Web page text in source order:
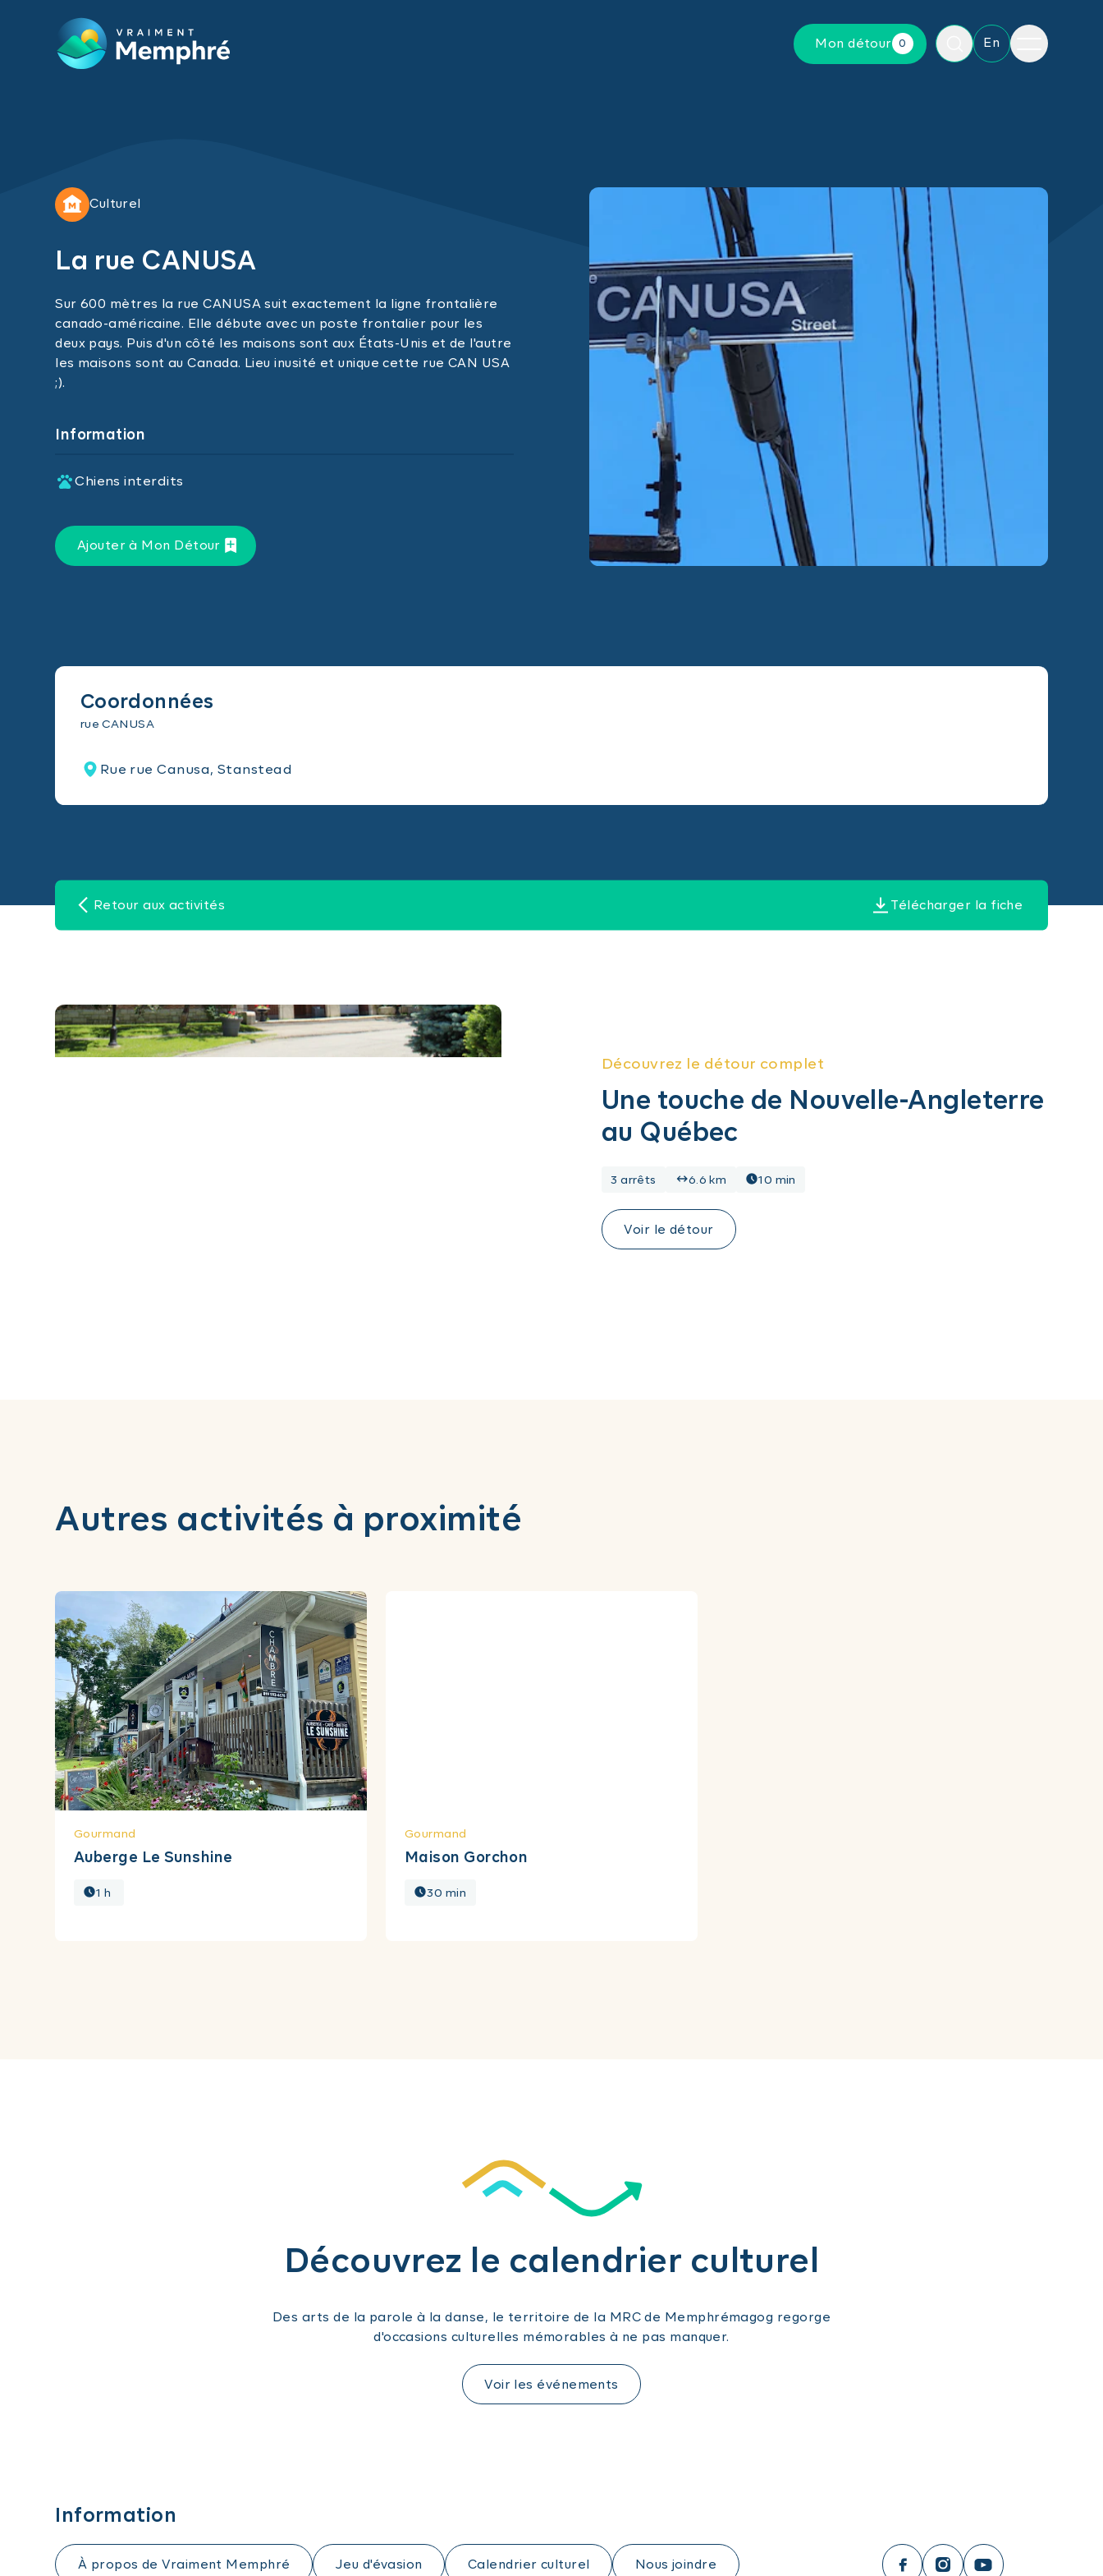
Mon détour 0 En
Menu
Culturel
La rue CANUSA
Sur 600 mètres la rue CANUSA suit exactement la ligne frontalière
canado-américaine. Elle débute avec un poste frontalier pour les
deux pays. Puis d'un côté les maisons sont aux États-Unis et de l'autre
les maisons sont au Canada. Lieu inusité et unique cette rue CAN USA
;).
Information
Chiens interdits
Ajouter à Mon Détour
Coordonnées
rue CANUSA
Rue rue Canusa, Stanstead
Retour aux activités Télécharger la fiche
Découvrez le détour complet
Une touche de Nouvelle-Angleterre
au Québec
3 arrêts 6.6 km 10 min
Voir le détour
Autres activités à proximité
Gourmand
Auberge Le Sunshine
1 h
Gourmand
Maison Gorchon
30 min
Découvrez le calendrier culturel
Des arts de la parole à la danse, le territoire de la MRC de Memphrémagog regorge
d'occasions culturelles mémorables à ne pas manquer.
Voir les événements
Information
À propos de Vraiment Memphré Jeu d'évasion Calendrier culturel Nous joindre